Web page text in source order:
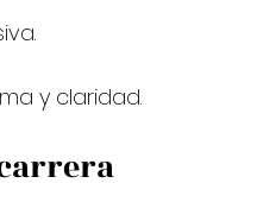
y claridad.